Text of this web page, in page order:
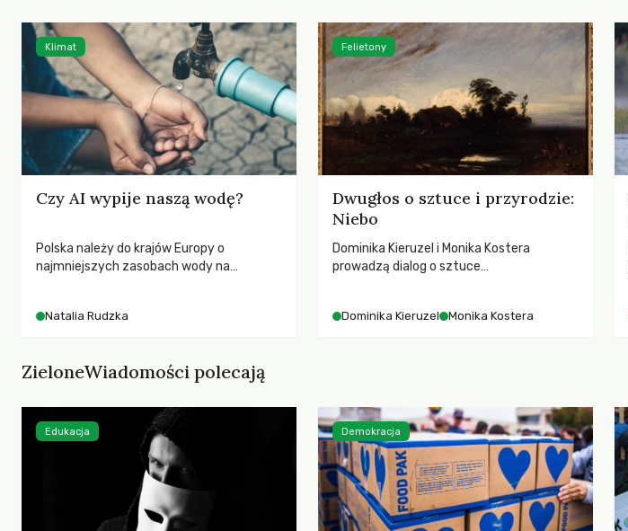
Czy AI wypije naszą wodę?
Polska należy do krajów Europy o
najmniejszych zasobach wody na
wód gruntowych i kolejne rekordy
wodnego często patrzymy w stronę
Tymczasem dane wskazują na znacznie
większy i mniej wygodny problem: skalę
wykorzystania zasobów przez produkcję
Natalia Rudzka
Klimat
Dwugłos o sztuce i przyrodzie:
Niebo
Dominika Kieruzel i Monika Kostera
prowadzą dialog o sztuce
wrażliwość, odczuwanie przestrzeni oraz
Dominika Kieruzel Monika Kostera
Felietony
ZieloneWiadomości polecają
Edukacja Demokracja